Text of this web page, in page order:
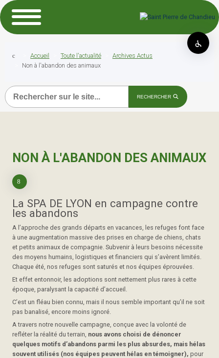
Accueil Toute l'actualité
Archives Actus
Non à l'abandon des animaux
Recherche
RECHERCHER
NON À L'ABANDON DES ANIMAUX
La SPA DE LYON en campagne contre
les abandons
A l’approche des grands départs en vacances, les refuges font face
à une augmentation massive des prises en charge de chiens, chats
et petits animaux de compagnie. Subvenir à leurs besoins nécessite
des moyens humains, logistiques et financiers qui s’avèrent limités.
Chaque été, nos refuges sont saturés et nos équipes éprouvées.
Et effet entonnoir, les adoptions sont nettement plus rares à cette
époque, paralysant la capacité d’accueil.
C’est un fléau bien connu, mais il nous semble important qu’il ne soit
pas banalisé, encore moins ignoré.
A travers notre nouvelle campagne, conçue avec la volonté de
refléter la réalité du terrain, nous avons choisi de dénoncer
quelques motifs d’abandons parmi les plus absurdes, mais hélas
souvent utilisés (nos équipes peuvent hélas en témoigner), pour